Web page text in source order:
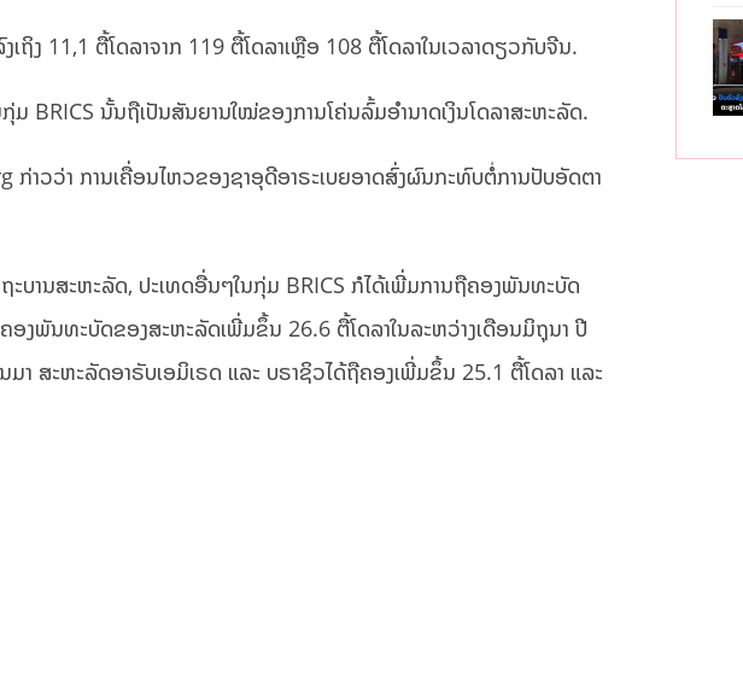
ງ 11,1 ຕື້ໂດລາຈາກ 119 ຕື້ໂດລາເຫຼືອ 108 ຕື້ໂດລາໃນເວລາດຽວກັບຈີນ.
BRICS ນັ້ນຖືເປັນສັນຍານໃໝ່ຂອງການໂຄ່ນລົ້ມອຳນາດເງິນໂດລາສະຫະລັດ.
ວວ່າ ການເຄື່ອນໄຫວຂອງຊາ​ອຸ​ດີອາ​ຣະ​ເບຍອາດສົ່ງຜົນກະທົບຕໍ່ການປັບອັດຕາ
ບານສະຫະລັດ, ປະເທດອື່ນໆໃນກຸ່ມ BRICS ກໍໄດ້ເພີ່ມການຖືຄອງພັນທະບັດ
ງພັນທະບັດຂອງສະຫະລັດເພີ່ມຂຶ້ນ 26.6 ຕື້ໂດລາໃນລະຫວ່າງເດືອນມິຖຸນາ ປີ
າ ສະຫະລັດອາຣັບເອມິເຣດ ແລະ ບຣາຊິວໄດ້ຖືຄອງເພີ່ມຂຶ້ນ 25.1 ຕື້ໂດລາ ແລະ